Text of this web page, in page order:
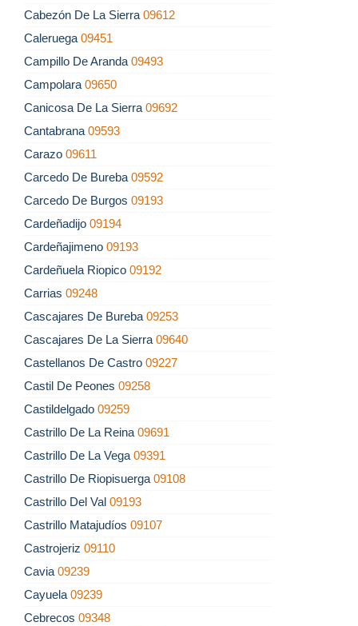
Cabezón De La Sierra 09612
Caleruega 09451
Campillo De Aranda 09493
Campolara 09650
Canicosa De La Sierra 09692
Cantabrana 09593
Carazo 09611
Carcedo De Bureba 09592
Carcedo De Burgos 09193
Cardeñadijo 09194
Cardeñajimeno 09193
Cardeñuela Riopico 09192
Carrias 09248
Cascajares De Bureba 09253
Cascajares De La Sierra 09640
Castellanos De Castro 09227
Castil De Peones 09258
Castildelgado 09259
Castrillo De La Reina 09691
Castrillo De La Vega 09391
Castrillo De Riopisuerga 09108
Castrillo Del Val 09193
Castrillo Matajudíos 09107
Castrojeriz 09110
Cavia 09239
Cayuela 09239
Cebrecos 09348